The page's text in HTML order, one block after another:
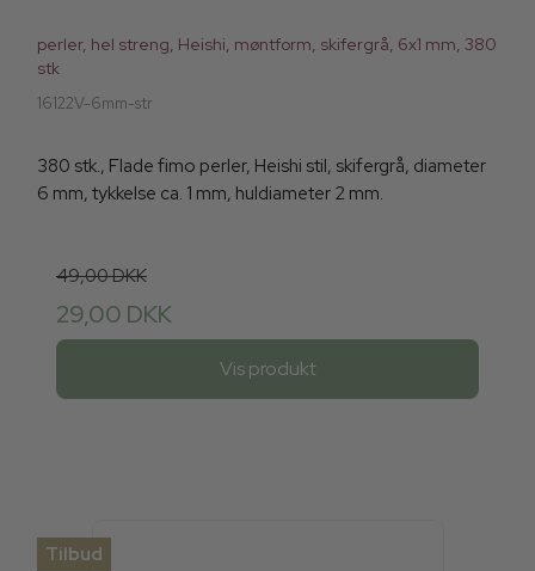
perler, hel streng, Heishi, møntform, skifergrå, 6x1 mm, 380
stk
16122V-6mm-str
380 stk., Flade fimo perler, Heishi stil, skifergrå, diameter
6 mm, tykkelse ca. 1 mm, huldiameter 2 mm.
49,00 DKK
29,00 DKK
Vis produkt
Tilbud